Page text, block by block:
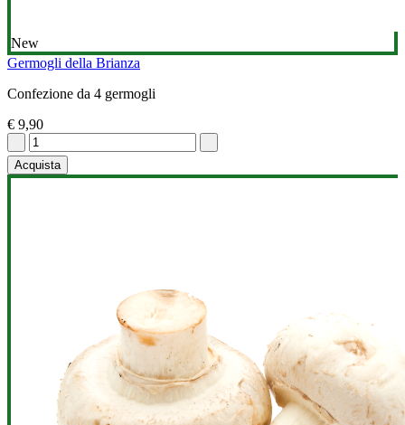
New
Germogli della Brianza
Confezione da 4 germogli
€ 9,90
Acquista